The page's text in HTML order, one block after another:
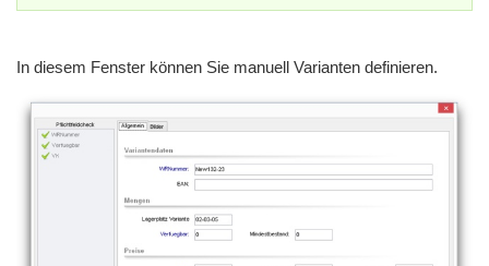
In diesem Fenster können Sie manuell Varianten definieren.